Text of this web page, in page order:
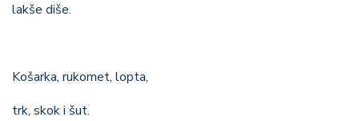
lakše diše.
Košarka, rukomet, lopta,
trk, skok i šut.